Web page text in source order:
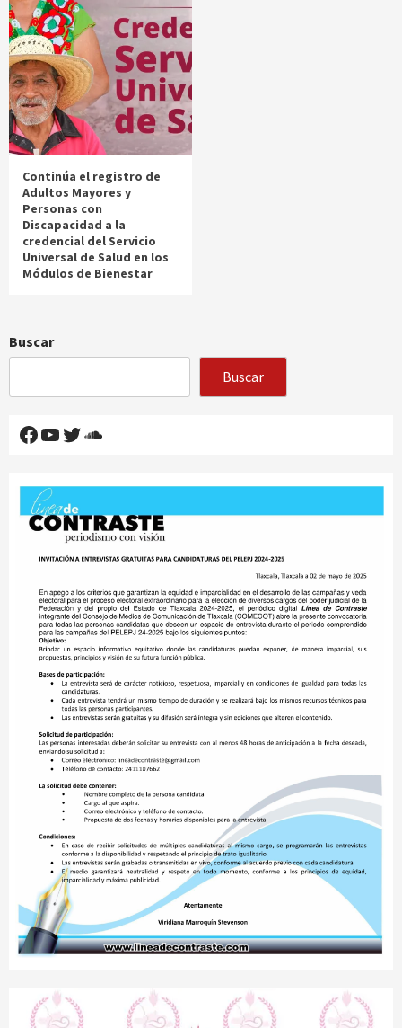
Continúa el registro de
Adultos Mayores y
Personas con
Discapacidad a la
credencial del Servicio
Universal de Salud en los
Módulos de Bienestar
Buscar
Buscar
Facebook
YouTube
Twitter
SoundCloud